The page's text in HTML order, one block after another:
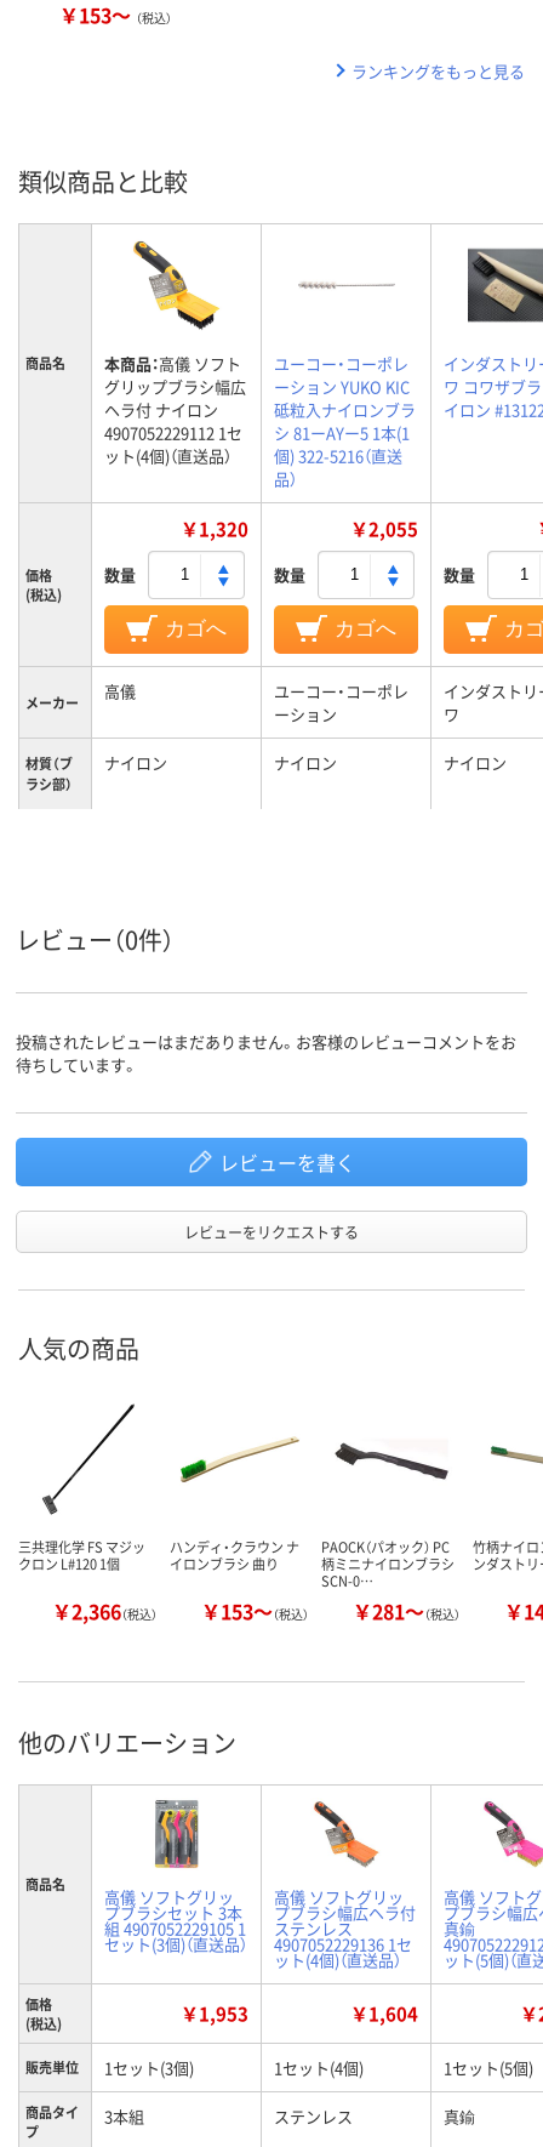
￥153～ （税込）
ランキングをもっと見る
類似商品と比較
商品名 本商品：高儀 ソフト
グリップブラシ幅広
ヘラ付 ナイロン
4907052229112 1セ
ット(4個)（直送品）
ユーコー・コーポレ
ーション YUKO KIC
砥粒入ナイロンブラ
シ 81ーAYー5 1本(1
個) 322-5216（直送
品）
インダスト
ワ コワザブ
イロン
価格
(税込)
￥1,320
数量
カゴへ
￥2,055
数量
カゴへ
数量
カ
メーカー 高儀
ユーコー・コーポレ
ーション
インダスト
ワ
材質（ブ
ラシ部）
ナイロン ナイロン ナイロン
レビュー（0件）
投稿されたレビューはまだありません。お客様のレビューコメントをお
待ちしています。
レビューを書く
レビューをリクエストする
人気の商品
三共理化学 FS マジッ
クロン L#120 1個
￥2,366（税込）
ハンディ・クラウン ナ
イロンブラシ 曲り
￥153～（税込）
PAOCK（パオック） PC
柄ミニナイロンブラシ
SCN-0…
￥281～（税込）
竹柄ナイ
ンダスト
￥
他のバリエーション
商品名
高儀 ソフトグリッ
プブラシセット 3本
組 4907052229105 1
セット(3個)（直送品）
高儀 ソフトグリッ
プブラシ幅広ヘラ付
ステンレス
4907052229136 1セ
ット(4個)（直送品）
高儀 ソフト
プブラシ幅
真鍮
ット(5個)（直
価格
(税込)
￥1,953 ￥1,604
販売単位 1セット(3個) 1セット(4個) 1セット(5個)
商品タイ
プ
3本組 ステンレス 真鍮